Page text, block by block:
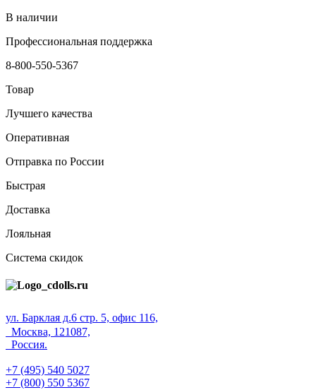
В наличии
Профессиональная поддержка
8-800-550-5367
Товар
Лучшего качества
Оперативная
Отправка по России
Быстрая
Доставка
Лояльная
Система скидок
ул. Барклая д.6 стр. 5, офис 116,
Москва, 121087,
Россия.
+7 (495) 540 5027
+7 (800) 550 5367